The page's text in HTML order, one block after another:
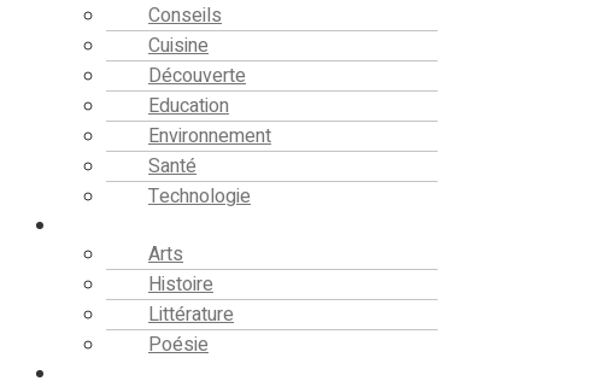
Conseils
Cuisine
Découverte
Education
Environnement
Santé
Technologie
Arts
Histoire
Littérature
Poésie